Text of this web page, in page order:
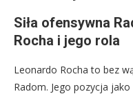
Siła ofensywna
Rocha i jego rola
Leonardo Rocha to bez
Radom. Jego pozycja